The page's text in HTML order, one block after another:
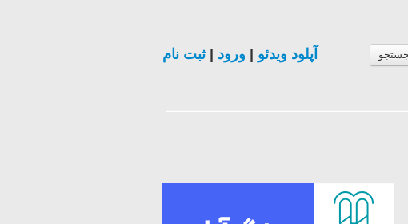
جستجو آپلود ویدئو ورود |ثبت نام